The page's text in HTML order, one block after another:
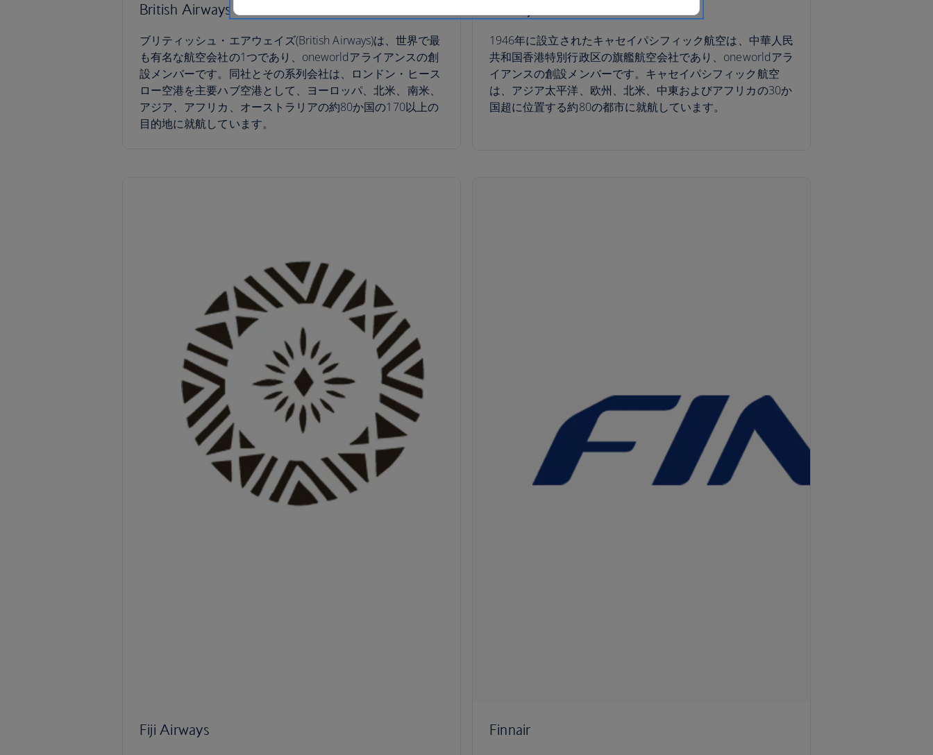
British Airways
ブリティッシュ・エアウェイズ(British Airways)は、世界で最
も有名な航空会社の1つであり、oneworldアライアンスの創
設メンバーです。同社とその系列会社は、ロンドン・ヒース
ロー空港を主要ハブ空港として、ヨーロッパ、北米、南米、
アジア、アフリカ、オーストラリアの約80か国の170以上の
目的地に就航しています。
1946年に設立されたキャセイパシフィック航空は、中華人民
共和国香港特別行政区の旗艦航空会社であり、oneworldアラ
イアンスの創設メンバーです。キャセイパシフィック航空
は、アジア太平洋、欧州、北米、中東およびアフリカの30か
国超に位置する約80の都市に就航しています。
Fiji Airways Finnair